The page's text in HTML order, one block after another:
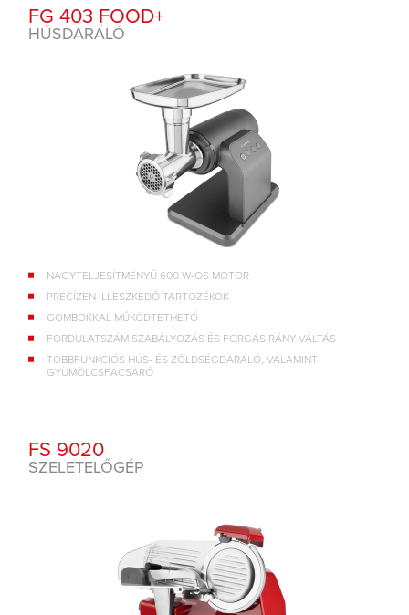
FG 403 FOOD+
HÚSDARÁLÓ
NAGYTELJESÍTMÉNYŰ 600 W-OS MOTOR
PRECÍZEN ILLESZKEDŐ TARTOZÉKOK
GOMBOKKAL MŰKÖDTETHETŐ
FORDULATSZÁM SZABÁLYOZÁS ÉS FORGÁSIRÁNY VÁLTÁS
TÖBBFUNKCIÓS HÚS- ÉS ZÖLDSÉGDARÁLÓ, VALAMINT
GYÜMÖLCSFACSARÓ
FS 9020
SZELETELŐGÉP